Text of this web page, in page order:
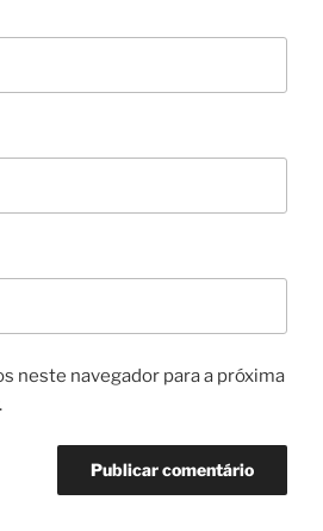
neste navegador para a próxima